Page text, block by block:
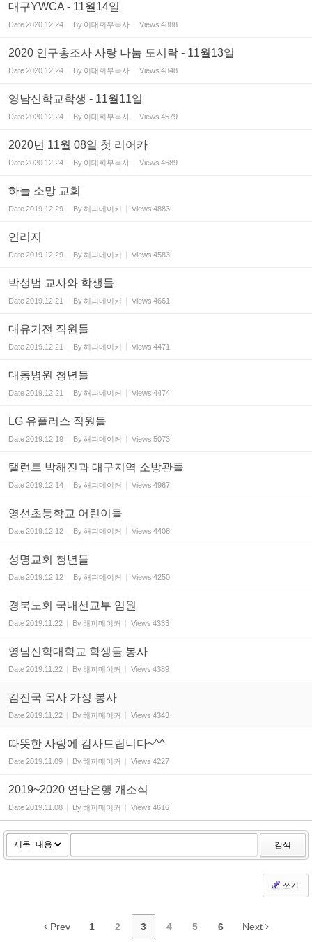
대구YWCA - 11월14일
Date2020.12.24 By 이대희부목사 Views 4888
2020 인구총조사 사랑 나눔 도시락 - 11월13일
Date2020.12.24 By 이대희부목사 Views 4848
영남신학교학생 - 11월11일
Date2020.12.24 By 이대희부목사 Views 4579
2020년 11월 08일 첫 리어카
Date2020.12.24 By 이대희부목사 Views 4689
하늘 소망 교회
Date2019.12.29 By해피메이커 Views 4883
연리지
Date2019.12.29 By해피메이커 Views 4583
박성범 교사와 학생들
Date2019.12.21 By해피메이커 Views 4661
대유기전 직원들
Date2019.12.21 By해피메이커 Views 4471
대동병원 청년들
Date2019.12.21 By해피메이커 Views 4474
LG 유플러스 직원들
Date2019.12.19 By해피메이커 Views 5073
탤런트 박해진과 대구지역 소방관들
Date2019.12.14 By해피메이커 Views 4967
영선초등학교 어린이들
Date2019.12.12 By해피메이커 Views 4408
성명교회 청년들
Date2019.12.12 By해피메이커 Views 4250
경북노회 국내선교부 임원
Date2019.11.22 By해피메이커 Views 4333
영남신학대학교 학생들 봉사
Date2019.11.22 By해피메이커 Views 4389
김진국 목사 가정 봉사
Date2019.11.22 By해피메이커 Views 4343
따뜻한 사랑에 감사드립니다~^^
Date2019.11.09 By해피메이커 Views 4227
2019~2020 연탄은행 개소식
Date2019.11.08 By해피메이커 Views 4616
검색
쓰기
Prev 1 2 3 4 5 6 Next